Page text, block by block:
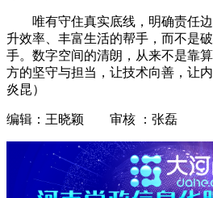
唯有守住真实底线，明确责任
升效率、丰富生活的帮手，而不是
手。数字空间的清朗，从来不是靠
方的坚守与担当，让技术向善，让
炎昆）
编辑：王晓颖 审核 ：张磊